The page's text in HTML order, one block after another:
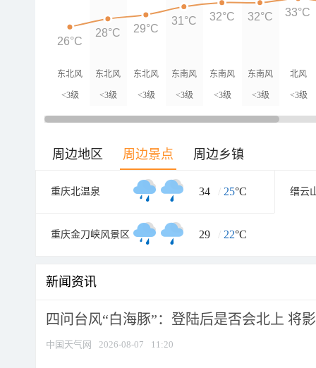
东北风
<3级
东北风
<3级
东北风
<3级
东南风
<3级
东南风
<3级
东南风
<3级
北风
<3级
26°C
28°C 29°C
31°C 32°C 32°C 33°C
周边地区 周边景点 周边乡镇
重庆北温泉 34 / 25°C
重庆金刀峡风景区 29 / 22°C
新闻资讯
四问台风“白海豚”：登陆后是否会北上 将
中国天气网 2026-08-07 11:20